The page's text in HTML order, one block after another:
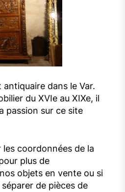
dans le Var.
du XVIe au XIXe, il
passion sur ce site
coordonnées de la
plus de
objets en vente ou si
de pièces de